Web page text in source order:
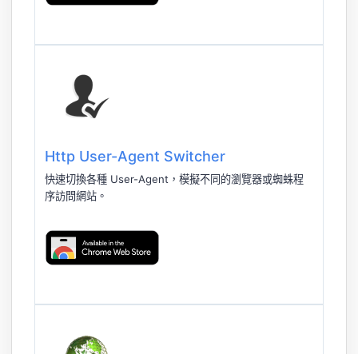
Http User-Agent Switcher
快速切換各種 User-Agent，模擬不同的瀏覽器或蜘蛛程
序訪問網站。